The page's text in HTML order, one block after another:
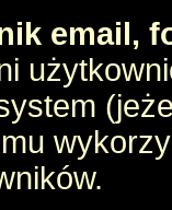
email,